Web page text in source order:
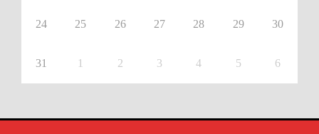
24 25 26 27 28 29 30
31 1 2 3 4 5 6